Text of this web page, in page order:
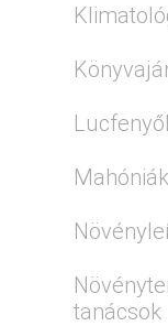
Mahóniák
tanácsok